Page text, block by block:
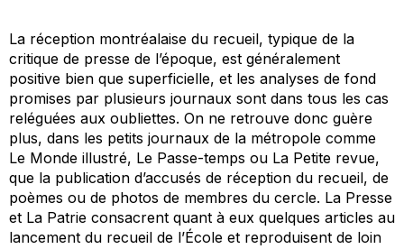
La réception montréalaise du recueil, typique de la
critique de presse de l’époque, est généralement
positive bien que superficielle, et les analyses de fond
promises par plusieurs journaux sont dans tous les cas
reléguées aux oubliettes. On ne retrouve donc guère
plus, dans les petits journaux de la métropole comme
Le Monde illustré, Le Passe-temps ou La Petite revue,
que la publication d’accusés de réception du recueil, de
poèmes ou de photos de membres du cercle. La Presse
et La Patrie consacrent quant à eux quelques articles au
lancement du recueil de l’École et reproduisent de loin